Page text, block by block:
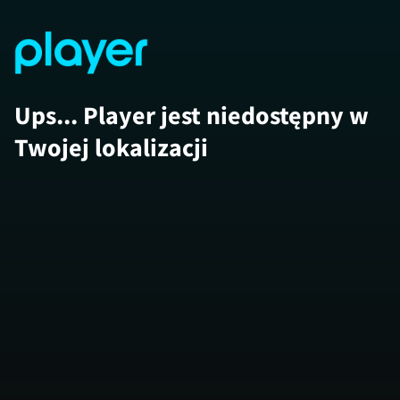
Ups... Player jest niedostępny w
Twojej lokalizacji